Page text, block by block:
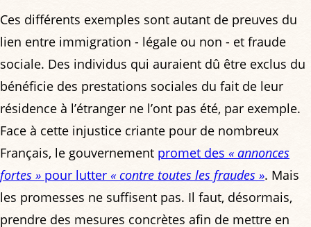
Ces différents exemples sont autant de preuves du
lien entre immigration - légale ou non - et fraude
sociale. Des individus qui auraient dû être exclus du
bénéficie des prestations sociales du fait de leur
résidence à l’étranger ne l’ont pas été, par exemple.
Face à cette injustice criante pour de nombreux
Français, le gouvernement promet des « annonces
fortes » pour lutter « contre toutes les fraudes ». Mais
les promesses ne suffisent pas. Il faut, désormais,
prendre des mesures concrètes afin de mettre en